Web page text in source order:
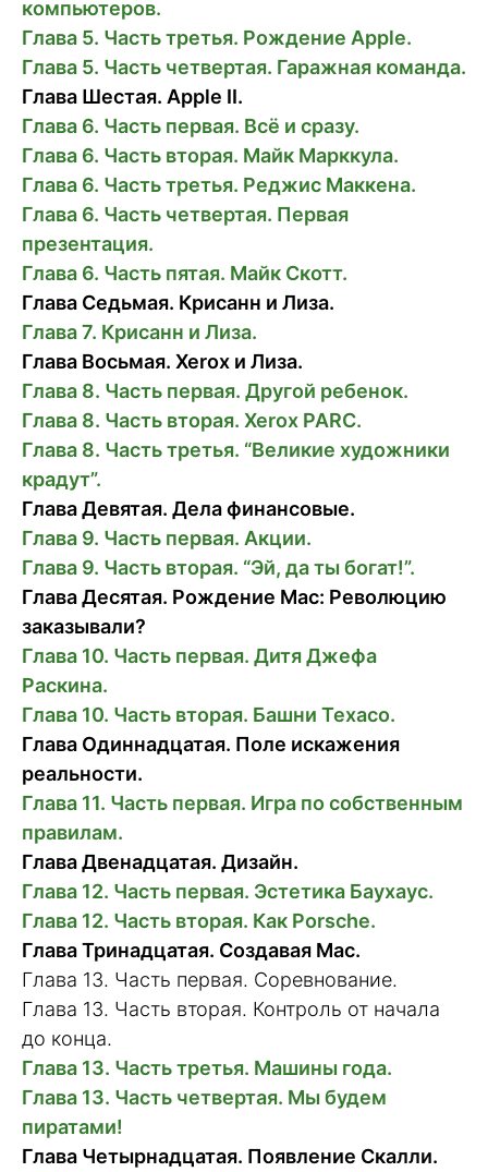
компьютеров.
Глава 5. Часть третья. Рождение Apple.
Глава 5. Часть четвертая. Гаражная команда.
Глава Шестая. Apple II.
Глава 6. Часть первая. Всё и сразу.
Глава 6. Часть вторая. Майк Марккула.
Глава 6. Часть третья. Реджис Маккена.
Глава 6. Часть четвертая. Первая
презентация.
Глава 6. Часть пятая. Майк Скотт.
Глава Седьмая. Крисанн и Лиза.
Глава 7. Крисанн и Лиза.
Глава Восьмая. Xerox и Лиза.
Глава 8. Часть первая. Другой ребенок.
Глава 8. Часть вторая. Xerox PARC.
Глава 8. Часть третья. “Великие художники
крадут”.
Глава Девятая. Дела финансовые.
Глава 9. Часть первая. Акции.
Глава 9. Часть вторая. “Эй, да ты богат!”.
Глава Деcятая. Рождение Mac: Революцию
заказывали?
Глава 10. Часть первая. Дитя Джефа
Раскина.
Глава 10. Часть вторая. Башни Texaco.
Глава Одиннадцатая. Поле искажения
реальности.
Глава 11. Часть первая. Игра по собственным
правилам.
Глава Двенадцатая. Дизайн.
Глава 12. Часть первая. Эстетика Баухаус.
Глава 12. Часть вторая. Как Porsche.
Глава Тринадцатая. Создавая Mac.
Глава 13. Часть первая. Соревнование.
Глава 13. Часть вторая. Контроль от начала
до конца.
Глава 13. Часть третья. Машины года.
Глава 13. Часть четвертая. Мы будем
пиратами!
Глава Четырнадцатая. Появление Скалли.